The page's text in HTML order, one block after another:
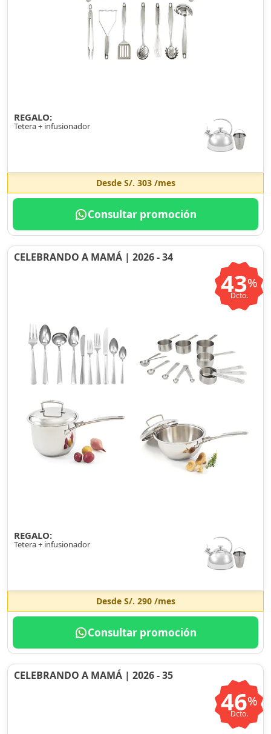
REGALO:
Tetera + infusionador
Desde S/. 303/mes
Consultar promoción
CELEBRANDO A MAMÁ | 2026 - 34
43%
Dcto.
REGALO:
Tetera + infusionador
Desde S/. 290/mes
Consultar promoción
CELEBRANDO A MAMÁ | 2026 - 35
46%
Dcto.